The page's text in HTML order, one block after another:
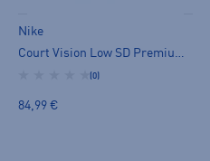
Nike
Court Vision Low SD Premium W - tennarit
(0)
84,99 €